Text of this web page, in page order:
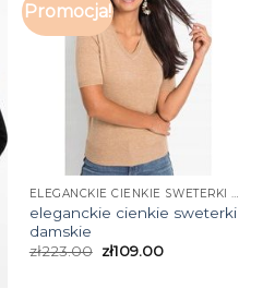
Promocja!
ELEGANCKIE CIENKIE SWETERKI DAMSKIE
eleganckie cienkie sweterki
damskie
zł223.00 zł109.00